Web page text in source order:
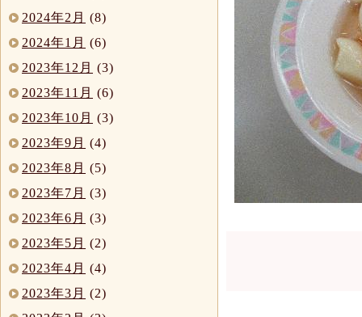
2024年2月 (8)
2024年1月 (6)
2023年12月 (3)
2023年11月 (6)
2023年10月 (3)
2023年9月 (4)
2023年8月 (5)
2023年7月 (3)
2023年6月 (3)
2023年5月 (2)
2023年4月 (4)
2023年3月 (2)